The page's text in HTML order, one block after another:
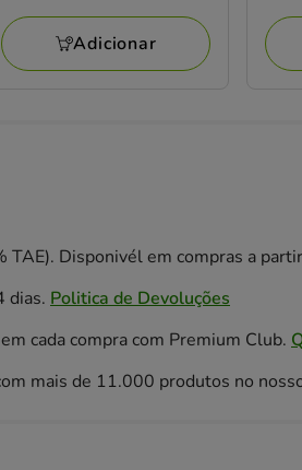
avaliações
24.78€ Adicionar
TAE). Disponivél em compras a
dias. Politica de Devoluções
cada compra com Premium Club.
mais de 11.000 produtos no